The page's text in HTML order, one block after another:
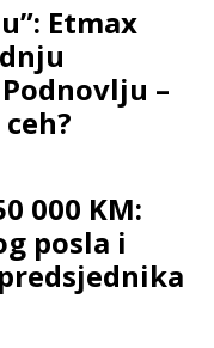
Etmax
–
000 KM:
posla i